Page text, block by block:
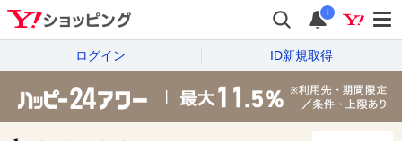
i
ログイン ID新規取得